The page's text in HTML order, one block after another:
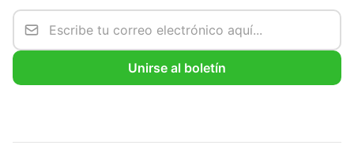
Unirse al boletín